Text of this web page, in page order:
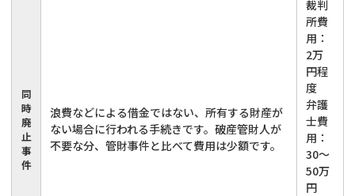
同
時
廃
止
事
件
浪費などによる借金ではない、所有する財産が
ない場合に行われる手続きです。破産管財人が
不要な分、管財事件と比べて費用は少額です。
裁判
所費
用：
2万
円程
度
弁護
士費
用：
30～
50万
円